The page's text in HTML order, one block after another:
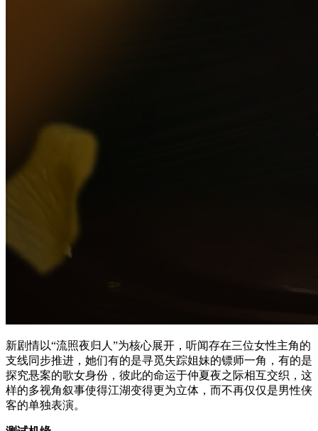
新剧情以“流照夜归人”为核心展开，听闻存在三位女性主角的
支线同步推进，她们有的是寻觅失踪姐妹的镖师一角，有的是
探究悬案的歌女身份，彼此的命运于仲夏夜之际相互交织，这
样的多视角叙事使得江湖变得更为立体，而不再仅仅是男性侠
客的单独表演。